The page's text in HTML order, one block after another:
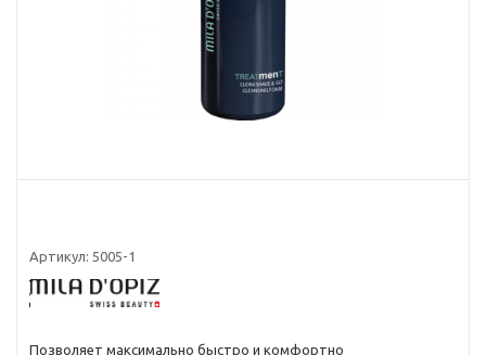
Артикул: 5005-1
Позволяет максимально быстро и комфортно